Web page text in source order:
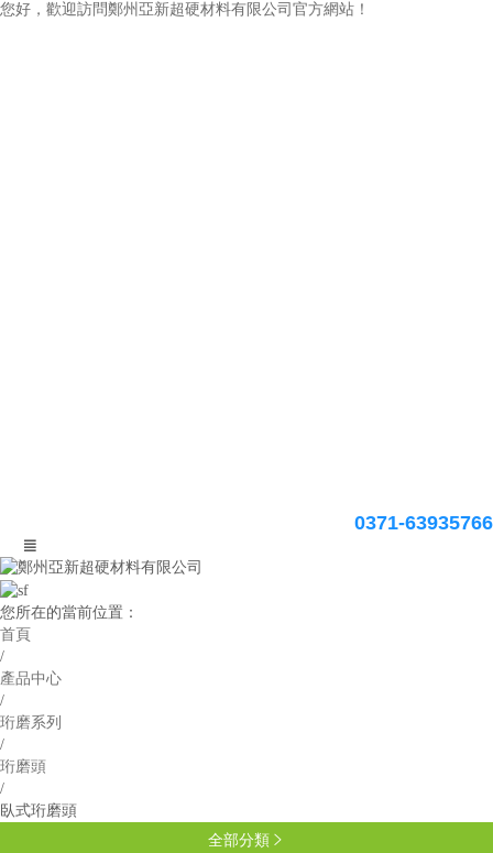
您好，歡迎訪問鄭州亞新超硬材料有限公司官方網站！
0371-63935766

您所在的當前位置：
首頁
/
產品中心
/
珩磨系列
/
珩磨頭
/
臥式珩磨頭
全部分類 